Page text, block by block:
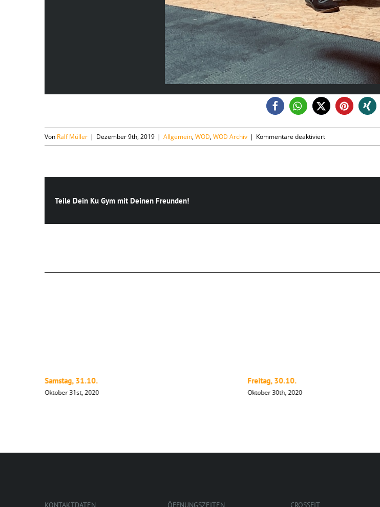
Von Ralf Müller | Dezember 9th, 2019 | Allgemein,WOD,WOD Archiv | Kommentare deaktiviertfür
Montag,
Teile Dein Ku Gym mit Deinen Freunden!
Samstag, 31.10.
Oktober 31st, 2020
Freitag, 30.10.
Oktober 30th, 2020
KONTAKTDATEN ÖFFNUNGSZEITEN CROSSFIT